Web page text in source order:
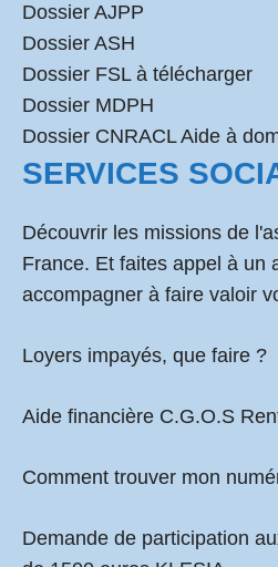
Dossier AJPP
Dossier ASH
Dossier FSL à télécharger
Dossier MDPH
Dossier CNRACL Aide à
SERVICES
Découvrir les missions de
France. Et faites appel à un
accompagner à faire valoir
Loyers impayés, que faire ?
Aide financière C.G.O.S
Comment trouver mon
Demande de participation